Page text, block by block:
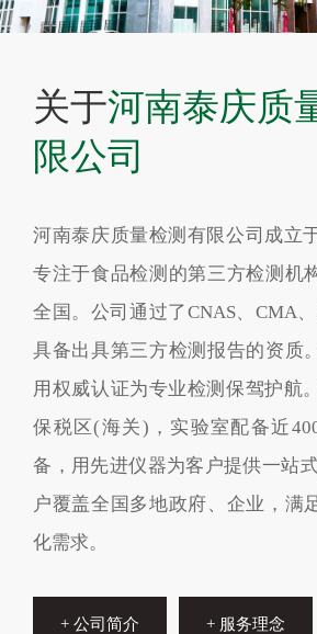
关于河南泰庆质
限公司
河南泰庆质量检测有限公司成立
专注于食品检测的第三方检测机
全国。公司通过了CNAS、CMA
具备出具第三方检测报告的资质
用权威认证为专业检测保驾护航
保税区(海关)，实验室配备近
备，用先进仪器为客户提供一站
户覆盖全国多地政府、企业，满
化需求。
+ 公司简介 + 服务理念